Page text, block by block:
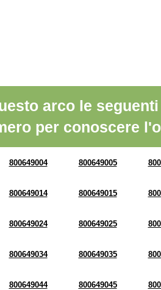
arco le
per conoscere
800649004 800649005
800649014 800649015
800649024 800649025
800649034 800649035
800649044 800649045